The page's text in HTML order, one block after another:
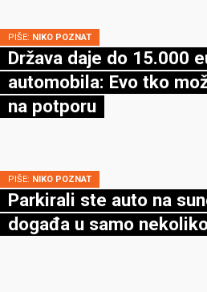
PIŠE: NIKO POZNAT
Država daje do 15.000
automobila: Evo tko
na potporu
PIŠE: NIKO POZNAT
Parkirali ste auto na
događa u samo